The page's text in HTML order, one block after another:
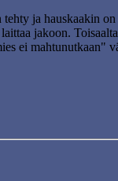
ja hauskaakin
jakoon.
ei mahtunutkaan"